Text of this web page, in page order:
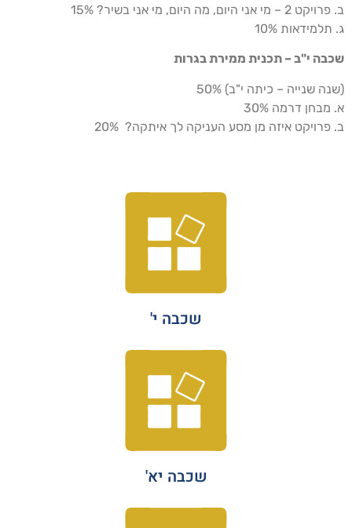
ב. פרויקט 2 – מי אני היום, מה היום, מי אני בשיר? 15%
ג. תלמידאות 10%
שכבה י"ב – תכנית ממירת בגרות
(שנה שנייה – כיתה י"ב) 50%
א. מבחן דרמה 30%
ב. פרויקט איזה מן מסע העניקה לך איתקה? 20%
שכבה י'
שכבה יא'